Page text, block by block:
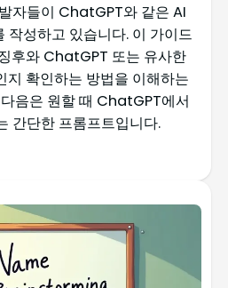
자들이 ChatGPT와 같은 AI
작성하고 있습니다. 이 가이드
후와 ChatGPT 또는 유사한
지 확인하는 방법을 이해하는
음은 원할 때 ChatGPT에서
간단한 프롬프트입니다.